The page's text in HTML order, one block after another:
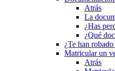
Atrás
La
¿Has
¿Qué
¿Te han
Matricular un
Atrás